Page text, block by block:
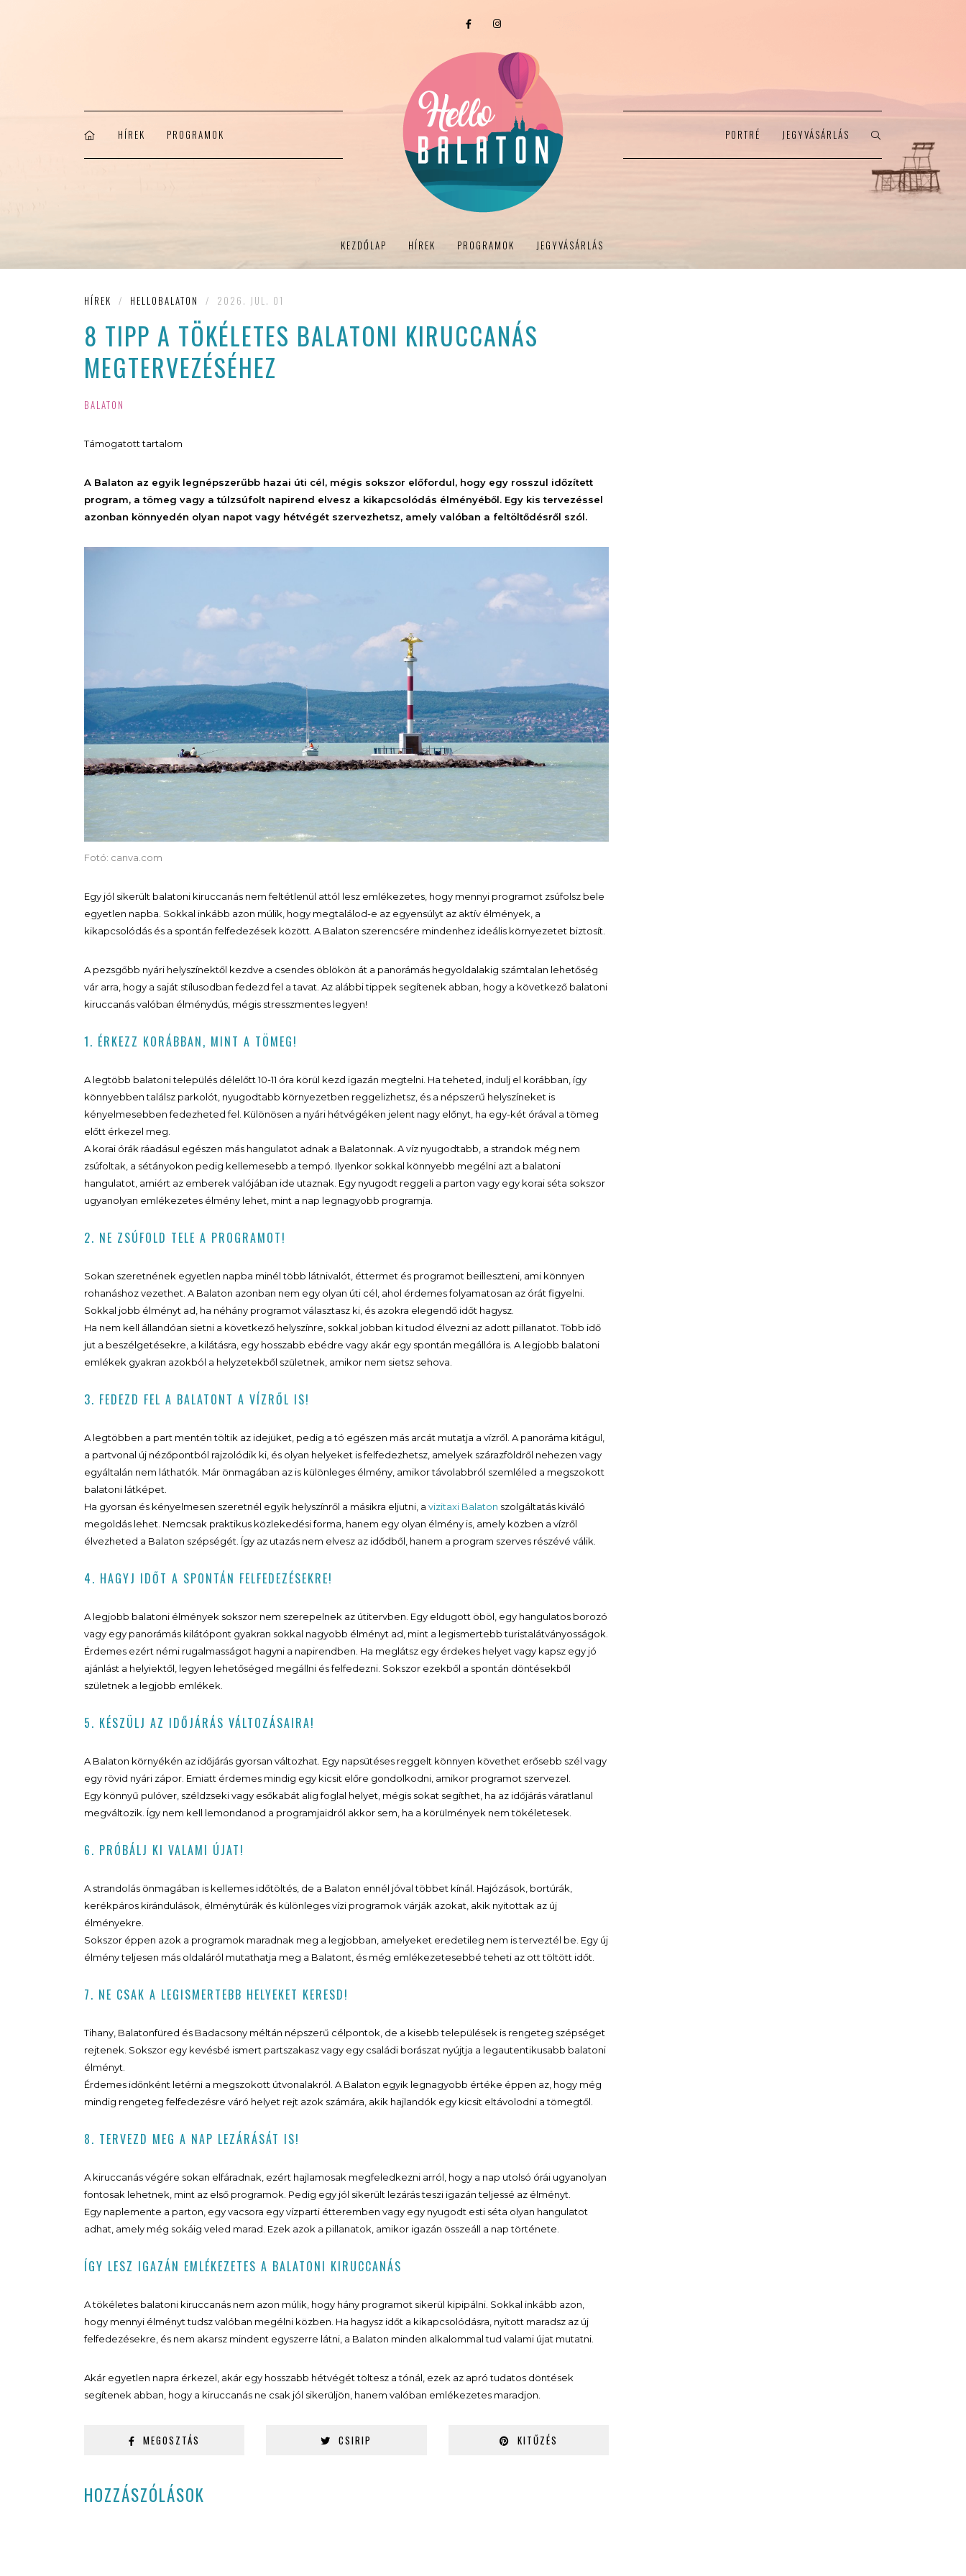
HÍREK PROGRAMOK PORTRÉ JEGYVÁSÁRLÁS
KEZDŐLAP HÍREK PROGRAMOK JEGYVÁSÁRLÁS
HÍREK / HELLOBALATON / 2026. JUL. 01
8 TIPP A TÖKÉLETES BALATONI KIRUCCANÁS
MEGTERVEZÉSÉHEZ
BALATON
Támogatott tartalom
A Balaton az egyik legnépszerűbb hazai úti cél, mégis sokszor előfordul, hogy egy rosszul időzített
program, a tömeg vagy a túlzsúfolt napirend elvesz a kikapcsolódás élményéből. Egy kis tervezéssel
azonban könnyedén olyan napot vagy hétvégét szervezhetsz, amely valóban a feltöltődésről szól.
Fotó: canva.com
Egy jól sikerült balatoni kiruccanás nem feltétlenül attól lesz emlékezetes, hogy mennyi programot zsúfolsz bele
egyetlen napba. Sokkal inkább azon múlik, hogy megtalálod-e az egyensúlyt az aktív élmények, a
kikapcsolódás és a spontán felfedezések között. A Balaton szerencsére mindenhez ideális környezetet biztosít.
A pezsgőbb nyári helyszínektől kezdve a csendes öblökön át a panorámás hegyoldalakig számtalan lehetőség
vár arra, hogy a saját stílusodban fedezd fel a tavat. Az alábbi tippek segítenek abban, hogy a következő balatoni
kiruccanás valóban élménydús, mégis stresszmentes legyen!
1. ÉRKEZZ KORÁBBAN, MINT A TÖMEG!
A legtöbb balatoni település délelőtt 10-11 óra körül kezd igazán megtelni. Ha teheted, indulj el korábban, így
könnyebben találsz parkolót, nyugodtabb környezetben reggelizhetsz, és a népszerű helyszíneket is
kényelmesebben fedezheted fel. Különösen a nyári hétvégéken jelent nagy előnyt, ha egy-két órával a tömeg
előtt érkezel meg.
A korai órák ráadásul egészen más hangulatot adnak a Balatonnak. A víz nyugodtabb, a strandok még nem
zsúfoltak, a sétányokon pedig kellemesebb a tempó. Ilyenkor sokkal könnyebb megélni azt a balatoni
hangulatot, amiért az emberek valójában ide utaznak. Egy nyugodt reggeli a parton vagy egy korai séta sokszor
ugyanolyan emlékezetes élmény lehet, mint a nap legnagyobb programja.
2. NE ZSÚFOLD TELE A PROGRAMOT!
Sokan szeretnének egyetlen napba minél több látnivalót, éttermet és programot beilleszteni, ami könnyen
rohanáshoz vezethet. A Balaton azonban nem egy olyan úti cél, ahol érdemes folyamatosan az órát figyelni.
Sokkal jobb élményt ad, ha néhány programot választasz ki, és azokra elegendő időt hagysz.
Ha nem kell állandóan sietni a következő helyszínre, sokkal jobban ki tudod élvezni az adott pillanatot. Több idő
jut a beszélgetésekre, a kilátásra, egy hosszabb ebédre vagy akár egy spontán megállóra is. A legjobb balatoni
emlékek gyakran azokból a helyzetekből születnek, amikor nem sietsz sehova.
3. FEDEZD FEL A BALATONT A VÍZRŐL IS!
A legtöbben a part mentén töltik az idejüket, pedig a tó egészen más arcát mutatja a vízről. A panoráma kitágul,
a partvonal új nézőpontból rajzolódik ki, és olyan helyeket is felfedezhetsz, amelyek szárazföldről nehezen vagy
egyáltalán nem láthatók. Már önmagában az is különleges élmény, amikor távolabbról szemléled a megszokott
balatoni látképet.
Ha gyorsan és kényelmesen szeretnél egyik helyszínről a másikra eljutni, a vizitaxi Balaton szolgáltatás kiváló
megoldás lehet. Nemcsak praktikus közlekedési forma, hanem egy olyan élmény is, amely közben a vízről
élvezheted a Balaton szépségét. Így az utazás nem elvesz az idődből, hanem a program szerves részévé válik.
4. HAGYJ IDŐT A SPONTÁN FELFEDEZÉSEKRE!
A legjobb balatoni élmények sokszor nem szerepelnek az útitervben. Egy eldugott öböl, egy hangulatos borozó
vagy egy panorámás kilátópont gyakran sokkal nagyobb élményt ad, mint a legismertebb turistalátványosságok.
Érdemes ezért némi rugalmasságot hagyni a napirendben. Ha meglátsz egy érdekes helyet vagy kapsz egy jó
ajánlást a helyiektől, legyen lehetőséged megállni és felfedezni. Sokszor ezekből a spontán döntésekből
születnek a legjobb emlékek.
5. KÉSZÜLJ AZ IDŐJÁRÁS VÁLTOZÁSAIRA!
A Balaton környékén az időjárás gyorsan változhat. Egy napsütéses reggelt könnyen követhet erősebb szél vagy
egy rövid nyári zápor. Emiatt érdemes mindig egy kicsit előre gondolkodni, amikor programot szervezel.
Egy könnyű pulóver, széldzseki vagy esőkabát alig foglal helyet, mégis sokat segíthet, ha az időjárás váratlanul
megváltozik. Így nem kell lemondanod a programjaidról akkor sem, ha a körülmények nem tökéletesek.
6. PRÓBÁLJ KI VALAMI ÚJAT!
A strandolás önmagában is kellemes időtöltés, de a Balaton ennél jóval többet kínál. Hajózások, bortúrák,
kerékpáros kirándulások, élménytúrák és különleges vízi programok várják azokat, akik nyitottak az új
élményekre.
Sokszor éppen azok a programok maradnak meg a legjobban, amelyeket eredetileg nem is terveztél be. Egy új
élmény teljesen más oldaláról mutathatja meg a Balatont, és még emlékezetesebbé teheti az ott töltött időt.
7. NE CSAK A LEGISMERTEBB HELYEKET KERESD!
Tihany, Balatonfüred és Badacsony méltán népszerű célpontok, de a kisebb települések is rengeteg szépséget
rejtenek. Sokszor egy kevésbé ismert partszakasz vagy egy családi borászat nyújtja a legautentikusabb balatoni
élményt.
Érdemes időnként letérni a megszokott útvonalakról. A Balaton egyik legnagyobb értéke éppen az, hogy még
mindig rengeteg felfedezésre váró helyet rejt azok számára, akik hajlandók egy kicsit eltávolodni a tömegtől.
8. TERVEZD MEG A NAP LEZÁRÁSÁT IS!
A kiruccanás végére sokan elfáradnak, ezért hajlamosak megfeledkezni arról, hogy a nap utolsó órái ugyanolyan
fontosak lehetnek, mint az első programok. Pedig egy jól sikerült lezárás teszi igazán teljessé az élményt.
Egy naplemente a parton, egy vacsora egy vízparti étteremben vagy egy nyugodt esti séta olyan hangulatot
adhat, amely még sokáig veled marad. Ezek azok a pillanatok, amikor igazán összeáll a nap története.
ÍGY LESZ IGAZÁN EMLÉKEZETES A BALATONI KIRUCCANÁS
A tökéletes balatoni kiruccanás nem azon múlik, hogy hány programot sikerül kipipálni. Sokkal inkább azon,
hogy mennyi élményt tudsz valóban megélni közben. Ha hagysz időt a kikapcsolódásra, nyitott maradsz az új
felfedezésekre, és nem akarsz mindent egyszerre látni, a Balaton minden alkalommal tud valami újat mutatni.
Akár egyetlen napra érkezel, akár egy hosszabb hétvégét töltesz a tónál, ezek az apró tudatos döntések
segítenek abban, hogy a kiruccanás ne csak jól sikerüljön, hanem valóban emlékezetes maradjon.
MEGOSZTÁS CSIRIP KITŰZÉS
HOZZÁSZÓLÁSOK